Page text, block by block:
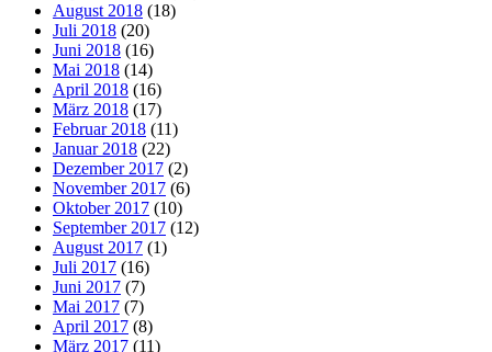
August 2018 (18)
Juli 2018 (20)
Juni 2018 (16)
Mai 2018 (14)
April 2018 (16)
März 2018 (17)
Februar 2018 (11)
Januar 2018 (22)
Dezember 2017 (2)
November 2017 (6)
Oktober 2017 (10)
September 2017 (12)
August 2017 (1)
Juli 2017 (16)
Juni 2017 (7)
Mai 2017 (7)
April 2017 (8)
März 2017 (11)